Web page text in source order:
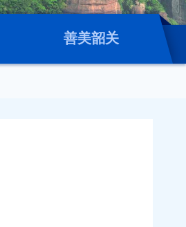
善美韶关